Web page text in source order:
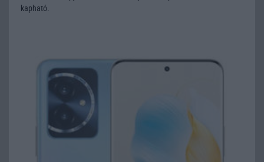
kapható.